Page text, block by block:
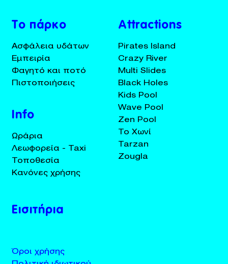
Το πάρκο
Ασφάλεια υδάτων
Εμπειρία
Φαγητό και ποτό
Πιστοποιήσεις
Info
Ωράρια
Λεωφορεία - Taxi
Τοποθεσία
Κανόνες χρήσης
Attractions
Pirates Island
Crazy River
Multi Slides
Black Holes
Kids Pool
Wave Pool
Zen Pool
Το Χωνί
Tarzan
Zougla
Εισιτήρια
Όροι χρήσης